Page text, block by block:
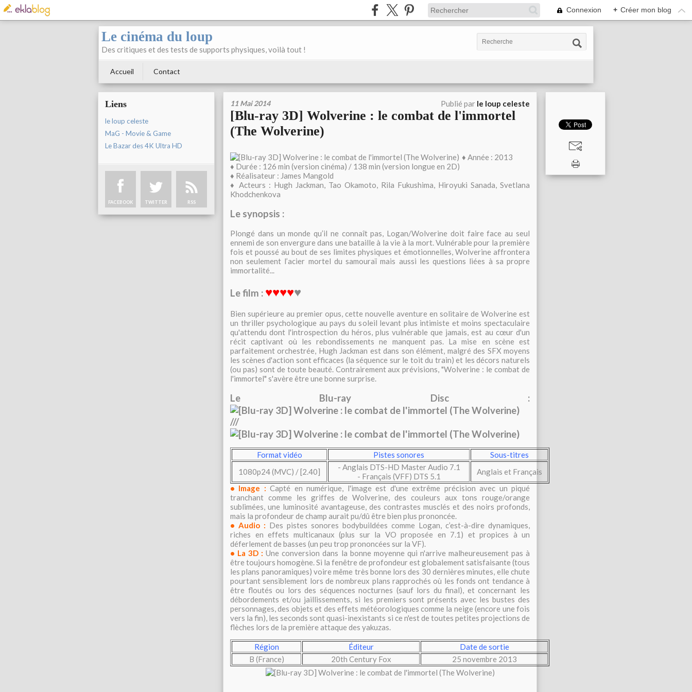
Connexion + Créer mon blog
Le cinéma du loup
Des critiques et des tests de supports physiques, voilà tout !
Accueil Contact
Liens
le loup celeste
MaG - Movie & Game
Le Bazar des 4K Ultra HD
FACEBOOK TWITTER RSS
11 Mai 2014 Publié par le loup celeste
[Blu-ray 3D] Wolverine : le combat de l'immortel
(The Wolverine)
♦ Année : 2013
♦ Durée : 126 min (version cinéma) / 138 min (version longue en 2D)
♦ Réalisateur : James Mangold
♦ Acteurs : Hugh Jackman, Tao Okamoto, Rila Fukushima, Hiroyuki Sanada, Svetlana
Khodchenkova
Le synopsis :
Plongé dans un monde qu’il ne connaît pas, Logan/Wolverine doit faire face au seul
ennemi de son envergure dans une bataille à la vie à la mort. Vulnérable pour la première
fois et poussé au bout de ses limites physiques et émotionnelles, Wolverine affrontera
non seulement l’acier mortel du samouraï mais aussi les questions liées à sa propre
immortalité...
Le film : ♥♥♥♥♥
Bien supérieure au premier opus, cette nouvelle aventure en solitaire de Wolverine est
un thriller psychologique au pays du soleil levant plus intimiste et moins spectaculaire
qu'attendu dont l'introspection du héros, plus vulnérable que jamais, est au cœur d'un
récit captivant où les rebondissements ne manquent pas. La mise en scène est
parfaitement orchestrée, Hugh Jackman est dans son élément, malgré des SFX moyens
les scènes d'action sont efficaces (la séquence sur le toit du train) et les décors naturels
(ou pas) sont de toute beauté. Contrairement aux prévisions, "Wolverine : le combat de
l'immortel" s'avère être une bonne surprise.
Le Blu-ray Disc :
///
Format vidéo Pistes sonores
Sous-titres
1080p24 (MVC) / [2.40]
- Anglais DTS-HD Master Audio 7.1
- Français (VFF) DTS 5.1
Anglais et Français
• Image : Capté en numérique, l'image est d'une extrême précision avec un piqué
tranchant comme les griffes de Wolverine, des couleurs aux tons rouge/orange
sublimées, une luminosité avantageuse, des contrastes musclés et des noirs profonds,
mais la profondeur de champ aurait pu/dû être bien plus prononcée.
• Audio : Des pistes sonores bodybuildées comme Logan, c’est-à-dire dynamiques,
riches en effets multicanaux (plus sur la VO proposée en 7.1) et propices à un
déferlement de basses (un peu trop prononcées sur la VF).
• La 3D : Une conversion dans la bonne moyenne qui n'arrive malheureusement pas à
être toujours homogène. Si la fenêtre de profondeur est globalement satisfaisante (tous
les plans panoramiques) voire même très bonne lors des 30 dernières minutes, elle chute
pourtant sensiblement lors de nombreux plans rapprochés où les fonds ont tendance à
être floutés ou lors des séquences nocturnes (sauf lors du final), et concernant les
débordements et/ou jaillissements, si les premiers sont présents avec les bustes des
personnages, des objets et des effets météorologiques comme la neige (encore une fois
vers la fin), les seconds sont quasi-inexistants si ce n'est de toutes petites projections de
flèches lors de la première attaque des yakuzas.
Région Éditeur
Date de sortie
B (France)
20th Century Fox 25 novembre 2013